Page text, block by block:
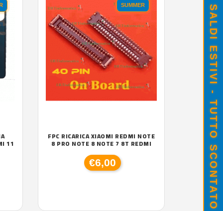
11
SUMMER
FPC RICARICA XIAOMI REDMI NOTE
8 PRO NOTE 8 NOTE 7 8T REDMI
€6,00
SALDI ESTIVI - TUTTO SCONTATO